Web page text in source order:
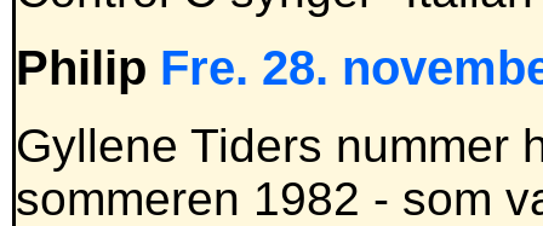
Philip Fre. 28.
Gyllene Tiders nummer
sommeren 1982 - som